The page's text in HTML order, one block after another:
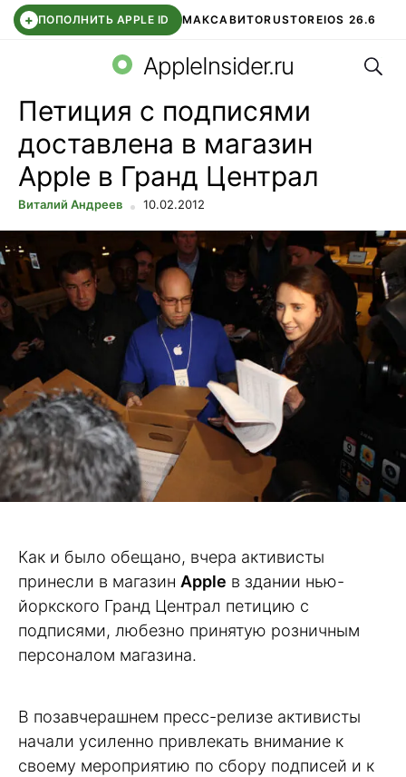
+ ПОПОЛНИТЬ APPLE ID МАКСАВИТОRUSTOREIOS 26.6
СБЕР КИДС ВТБ ОНЛАЙН ЧАТ В ROBLOX
AppleInsider.ru
Петиция с подписями
доставлена в магазин
Apple в Гранд Централ
Виталий Андреев 10.02.2012
Как и было обещано, вчера активисты
принесли в магазин Apple в здании нью-
йоркского Гранд Централ петицию с
подписями, любезно принятую розничным
персоналом магазина.
В позавчерашнем пресс-релизе активисты
начали усиленно привлекать внимание к
своему мероприятию по сбору подписей и к